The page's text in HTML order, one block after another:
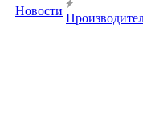
Новости